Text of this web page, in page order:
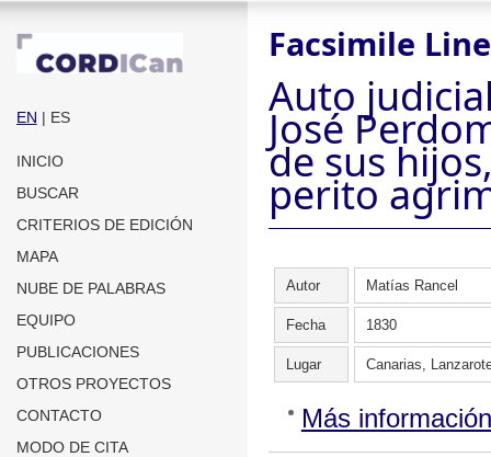
EN | ES
INICIO
BUSCAR
CRITERIOS DE EDICIÓN
MAPA
NUBE DE PALABRAS
EQUIPO
PUBLICACIONES
OTROS PROYECTOS
CONTACTO
MODO DE CITA
Facsimile
Auto
José
de sus
perito
Autor Matías Rancel
Fecha 1830
Lugar Canarias,
Más información